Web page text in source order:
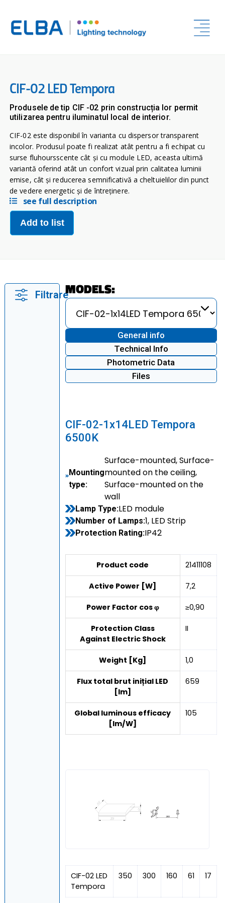
CIF-02 LED Tempora
Produsele de tip CIF -02 prin construcția lor permit
utilizarea pentru iluminatul local de interior.
CIF-02 este disponibil în varianta cu dispersor transparent
incolor. Produsul poate fi realizat atât pentru a fi echipat cu
surse fluhoursscente cât și cu module LED, aceasta ultimă
variantă oferind atât un confort vizual prin calitatea luminii
emise, cât și reducerea semnificativă a cheltuielilor din punct
de vedere energetic și de întreținere.
see full description
Add to list
FiltrareMODELS:
General info
Technical Info
Photometric Data
Files
CIF-02-1x14LED Tempora
6500K
Mounting
type:
Surface-mounted, Surface-
mounted on the ceiling,
Surface-mounted on the
wall
Lamp Type:LED module
Number of Lamps:1, LED Strip
Protection Rating:IP42
Product code 21411108
Active Power [W] 7,2
Power Factor cos φ ≥0,90
Protection Class
Against Electric Shock
II
Weight [Kg] 1,0
Flux total brut inițial LED
[lm]
659
Global luminous efficacy
[lm/W]
105
CIF-02 LED
Tempora
350 300 160 61 17